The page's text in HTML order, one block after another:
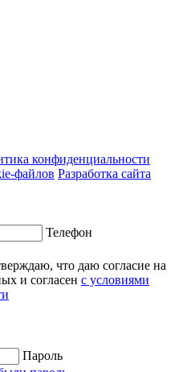
конфиденциальности
файлов Разработка сайта
Телефон
что даю согласие на
и согласен с условиями
Пароль